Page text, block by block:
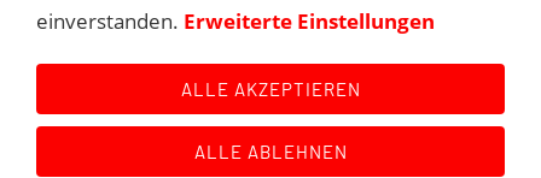
1957-10-25 THE FRANK SINATRA SHOW
Main Event History
einverstanden. Erweiterte Einstellungen
ALLE AKZEPTIEREN
ALLE ABLEHNEN